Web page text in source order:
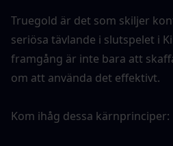
Truegold är det som skiljer
seriösa tävlande i slutspelet i
framgång är inte bara att
om att använda det effektivt.
Kom ihåg dessa kärnprinciper: